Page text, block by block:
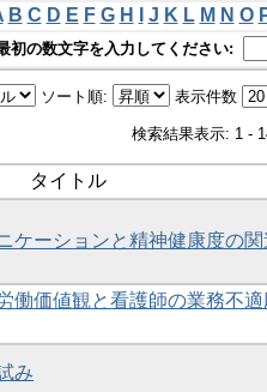
B C D E F G H J K L M N O
初の数文字を入力してください:
ソート順: 表示件数
検索結果表示: 1 -
タイトル
ケーションと精神健康度の関
働価値観と看護師の業務不
み